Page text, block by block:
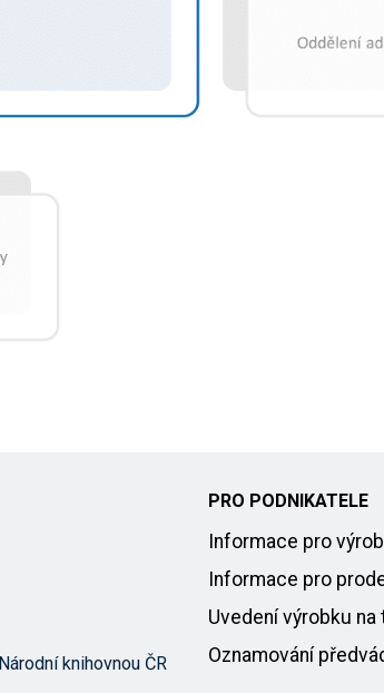
PRO PODNIKATELE
Informace pro
Informace pro
Uvedení výrobku na
Oznamování